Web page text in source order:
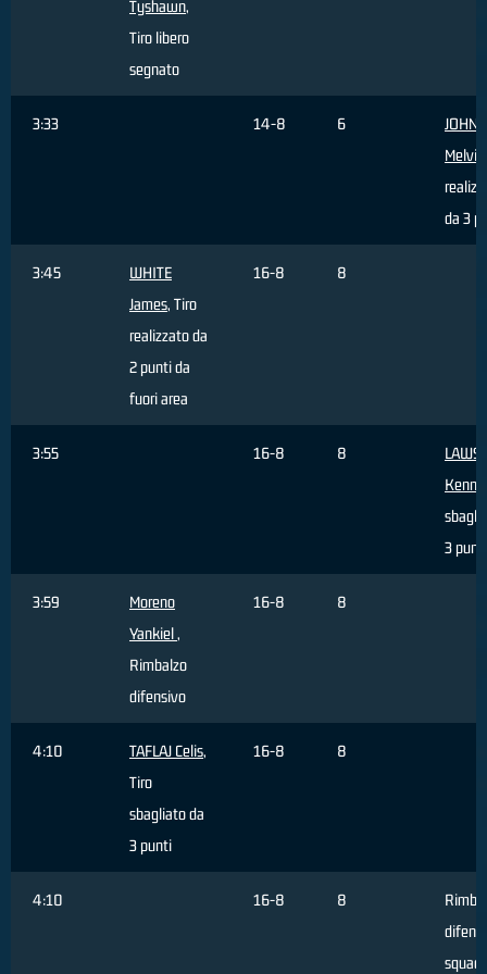
Tyshawn,
Tiro libero
segnato
3:33 14-8 6
Melvin
da 3
3:45
WHITE
James, Tiro
realizzato da
2 punti da
fuori area
16-8 8
3:55 16-8 8
Kenny
3 punti
3:59
Moreno
Yankiel,
Rimbalzo
difensivo
16-8 8
4:10 TAFLAJ Celis,
Tiro
sbagliato da
3 punti
16-8 8
4:10 16-8 8